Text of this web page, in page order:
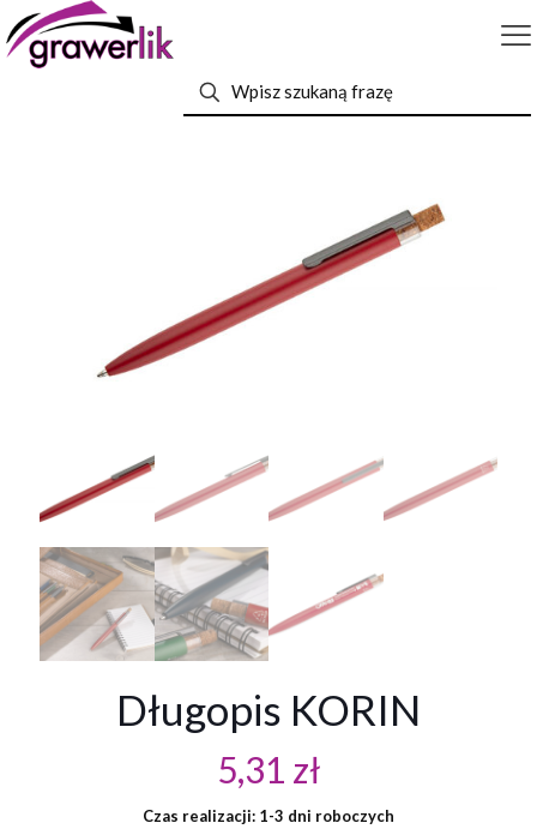
Długopis KORIN
5,31 zł
Czas realizacji: 1-3 dni roboczych